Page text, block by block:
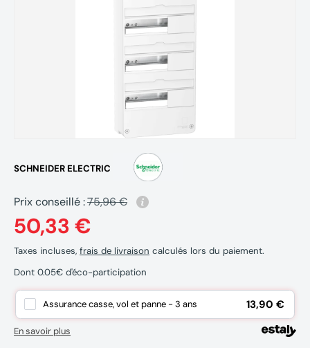
SCHNEIDER ELECTRIC
Prix conseillé :75,96 €
50,33 €
Taxes incluses, frais de livraison calculés lors du paiement.
Dont 0.05€ d'éco-participation
Assurance casse, vol et panne - 3 ans 13,90 €
En savoir plus